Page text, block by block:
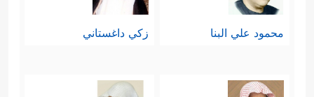
محمود علي البنا زكي داغستاني